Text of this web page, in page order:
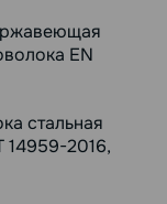
EN
стальная
14959-2016,